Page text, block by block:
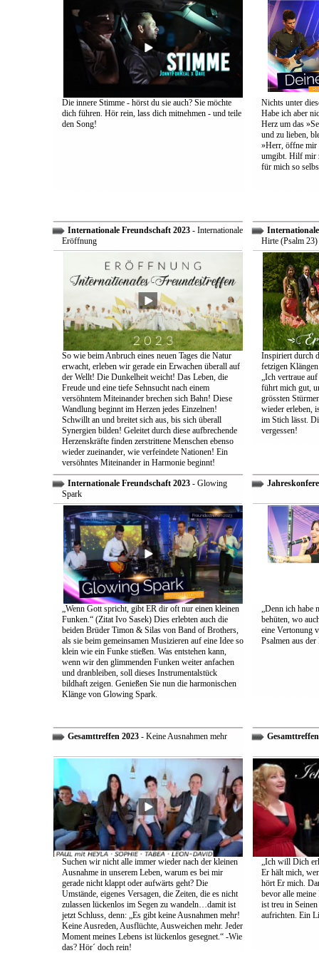
Die innere Stimme - hörst du sie auch? Sie möchte
dich führen. Hör rein, lass dich mitnehmen - und teile
den Song!
Nichts unter
Habe ich aber
Herz um das
und zu lieben,
»Herr, öffne mir
umgibt. Hilf mir
für mich so
Internationale Freundschaft 2023- Internationale
Eröffnung
So wie beim Anbruch eines neuen Tages die Natur
erwacht, erleben wir gerade ein Erwachen überall auf
der Wellt! Die Dunkelheit weicht! Das Leben, die
Freude und eine tiefe Sehnsucht nach einem
versöhntem Miteinander brechen sich Bahn! Diese
Wandlung beginnt im Herzen jedes Einzelnen!
Schwillt an und breitet sich aus, bis sich überall
Synergien bilden! Geleitet durch diese aufbrechende
Herzenskräfte finden zerstrittene Menschen ebenso
wieder zueinander, wie verfeindete Nationen! Ein
versöhntes Miteinander in Harmonie beginnt!
Hirte (Psalm 23)
Inspiriert durch
fetzigen
„Ich vertraue
führt mich gut,
grössten
wieder erleben,
im Stich lässt.
vergessen!
Internationale Freundschaft 2023- Glowing
Spark
„Wenn Gott spricht, gibt ER dir oft nur einen kleinen
Funken.“ (Zitat Ivo Sasek) Dies erlebten auch die
beiden Brüder Timon & Silas von Band of Brothers,
als sie beim gemeinsamen Musizieren auf eine Idee so
klein wie ein Funke stießen. Was entstehen kann,
wenn wir den glimmenden Funken weiter anfachen
und dranbleiben, soll dieses Instrumentalstück
bildhaft zeigen. Genießen Sie nun die harmonischen
Klänge von Glowing Spark.
„Denn ich habe
behüten, wo
eine Vertonung
Psalmen aus
Gesamttreffen 2023- Keine Ausnahmen mehr
Suchen wir nicht alle immer wieder nach der kleinen
Ausnahme in unserem Leben, warum es bei mir
gerade nicht klappt oder aufwärts geht? Die
Umstände, eigenes Versagen, die Zeiten, die es nicht
zulassen lückenlos im Segen zu wandeln…damit ist
jetzt Schluss, denn: „Es gibt keine Ausnahmen mehr!
Keine Ausreden, Ausflüchte, Ausweichen mehr. Jeder
Moment meines Lebens ist lückenlos gesegnet.“ -Wie
das? Hör´ doch rein!
„Ich will Dich
Er hält mich,
hört Er mich.
bevor alle
ist treu in
aufrichten. Ein